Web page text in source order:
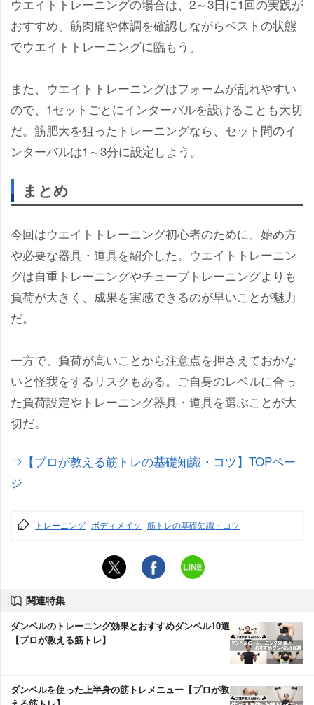
ウエイトトレーニングの場合は、2～3日に1回の実践が
おすすめ。筋肉痛や体調を確認しながらベストの状態
でウエイトトレーニングに臨もう。
また、ウエイトトレーニングはフォームが乱れやすい
ので、1セットごとにインターバルを設けることも大切
だ。筋肥大を狙ったトレーニングなら、セット間のイ
ンターバルは1～3分に設定しよう。
まとめ
今回はウエイトトレーニング初心者のために、始め方
必要な器具・道具を紹介した。ウエイトトレーニン
グは自重トレーニングやチューブトレーニングよりも
負荷が大きく、成果を実感できるのが早いことが魅力
だ。
一方で、負荷が高いことから注意点を押さえておかな
いと怪我をするリスクもある。ご自身のレベルに合っ
た負荷設定やトレーニング器具・道具を選ぶことが大
切だ。
⇒【プロが教える筋トレの基礎知識・コツ】TOPペー
ジ
トレーニング ボディメイク 筋トレの基礎知識・コツ
関連特集
ダンベルのトレーニング効果とおすすめダンベル10選
【プロが教える筋トレ】
ダンベルを使った上半身の筋トレメニュー【プロが教